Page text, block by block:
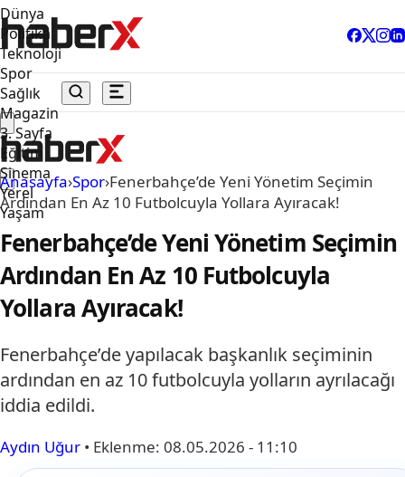
Dünya
Politika
Teknoloji
Spor
Sağlık
Magazin
3. Sayfa
Eğitim
Sinema
Yerel
Yaşam
Anasayfa›Spor›Fenerbahçe’de Yeni Yönetim Seçimin
Ardından En Az 10 Futbolcuyla Yollara Ayıracak!
Fenerbahçe’de Yeni Yönetim Seçimin
Ardından En Az 10 Futbolcuyla
Yollara Ayıracak!
Fenerbahçe’de yapılacak başkanlık seçiminin
ardından en az 10 futbolcuyla yolların ayrılacağı
iddia edildi.
Aydın Uğur • Eklenme: 08.05.2026 - 11:10